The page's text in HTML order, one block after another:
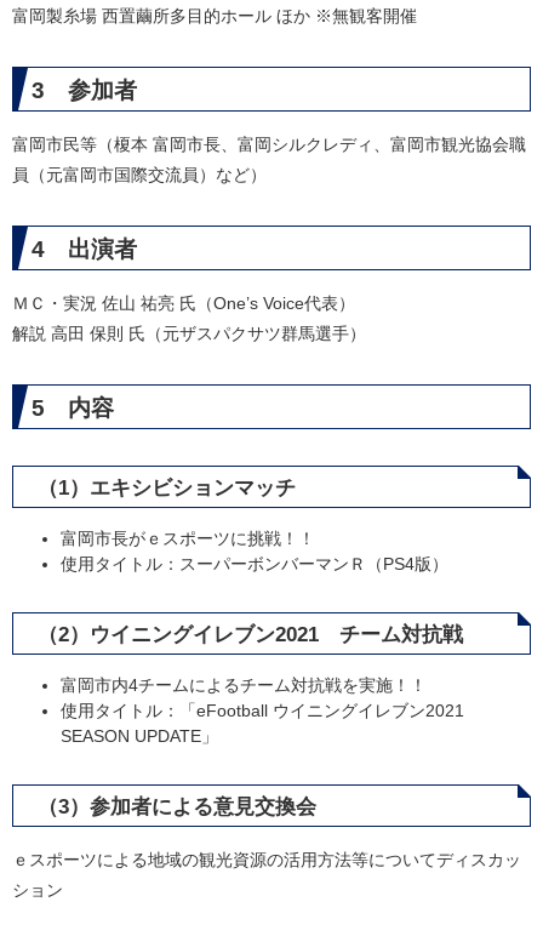
富岡製糸場 西置繭所多目的ホール ほか ※無観客開催
3 参加者
富岡市民等（榎本 富岡市長、富岡シルクレディ、富岡市観光協会職
員（元富岡市国際交流員）など）
4 出演者
ＭＣ・実況 佐山 祐亮 氏（One’s Voice代表）
解説 高田 保則 氏（元ザスパクサツ群馬選手）
5 内容
（1）エキシビションマッチ
富岡市長がｅスポーツに挑戦！！
使用タイトル：スーパーボンバーマンＲ（PS4版）
（2）ウイニングイレブン2021 チーム対抗戦
富岡市内4チームによるチーム対抗戦を実施！！
使用タイトル：「eFootball ウイニングイレブン2021
SEASON UPDATE」
（3）参加者による意見交換会
ｅスポーツによる地域の観光資源の活用方法等についてディスカッ
ション